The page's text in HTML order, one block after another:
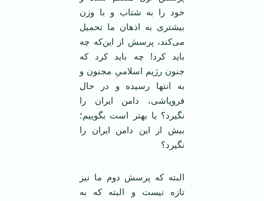
خود را به شتاب و با وزن
بیشتری به اذهان ما تحمیل
می‌کند، پرسش از این‌که چه
باید کرد! چه باید کرد که
جنون رژیم اسلامیِ مجنون و
به انتها رسیده و در حال
فروپاشی، دامن ایران را
نگیرد؟ یا بهتر است بگوییم؛
بیش از این دامن ایران را
نگیرد؟
البته که پرسش دوم ما نیز
تازه نیست و البته که به